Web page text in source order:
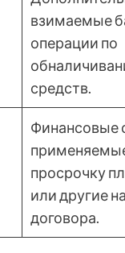
взимаемые
операции по
средств.
Финансовые
просрочку
или другие
договора.